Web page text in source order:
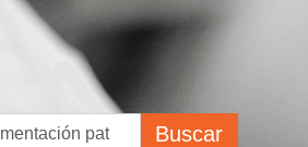
Buscar